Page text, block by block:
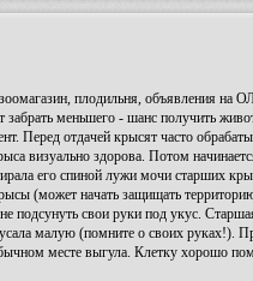
плодильня, объявления на
меньшего - шанс получить
Перед отдачей крысят часто
визуально здорова. Потом
его спиной лужи мочи старших
(может начать защищать
подсунуть свои руки под укус.
малую (помните о своих руках!).
месте выгула. Клетку хорошо